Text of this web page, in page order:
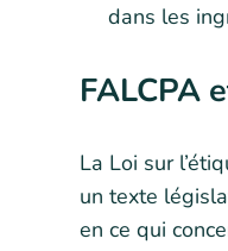
dans les
FALCPA
La Loi sur
un texte
en ce qui